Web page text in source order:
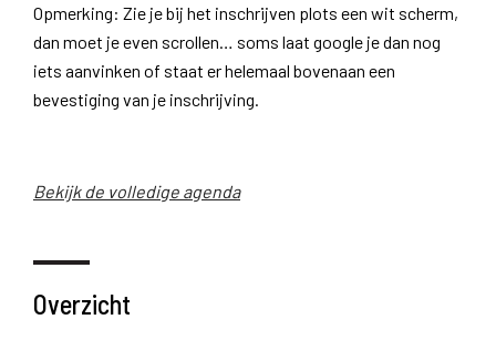
Opmerking: Zie je bij het inschrijven plots een wit scherm,
dan moet je even scrollen… soms laat google je dan nog
iets aanvinken of staat er helemaal bovenaan een
bevestiging van je inschrijving.
Bekijk de volledige agenda
Overzicht